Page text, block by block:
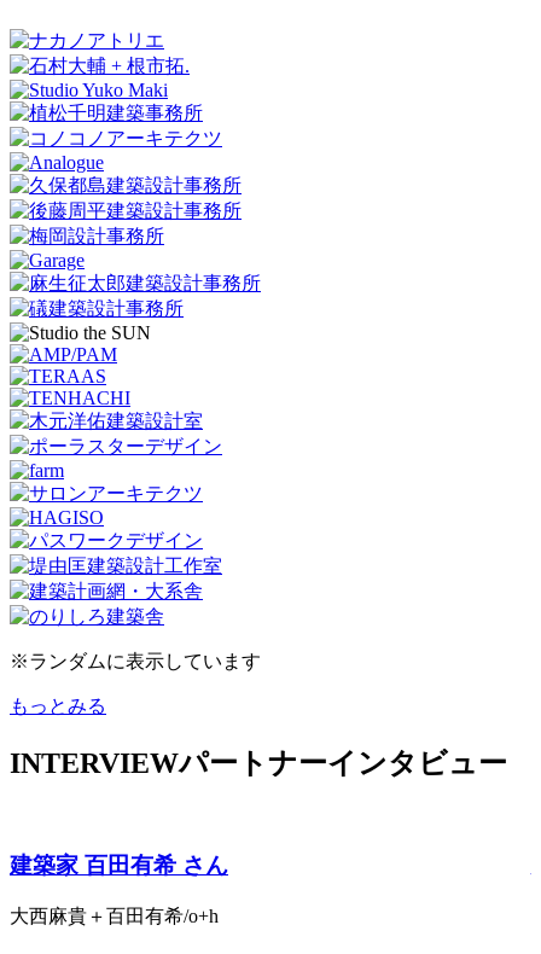
※ランダムに表示しています
もっとみる
INTERVIEWパートナーインタビュー
建築家 百田有希 さん
大西麻貴＋百田有希/o+h